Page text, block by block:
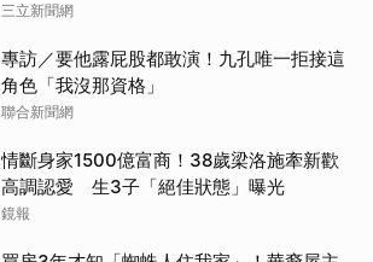
三立新聞網
專訪／要他露屁股都敢演！九孔唯一拒接這
角色「我沒那資格」
聯合新聞網
情斷身家1500億富商！38歲梁洛施牽新歡
高調認愛 生3子「絕佳狀態」曝光
鏡報